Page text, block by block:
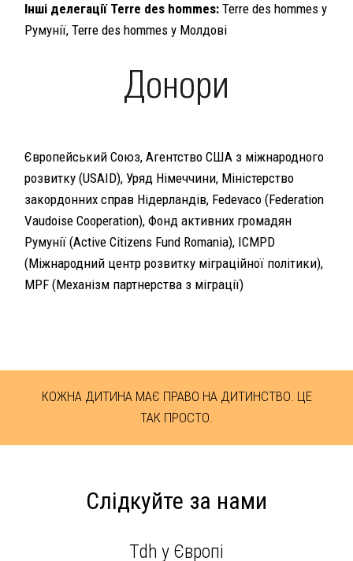
Інші делегації Terre des hommes: Terre des hommes у
Румунії, Terre des hommes у Молдові
Донори
Європейський Союз, Агентство США з міжнародного
розвитку (USAID), Уряд Німеччини, Міністерство
закордонних справ Нідерландів, Fedevaco (Federation
Vaudoise Cooperation), Фонд активних громадян
Румунії (Active Citizens Fund Romania), ICMPD
(Міжнародний центр розвитку міграційної політики),
MPF (Механізм партнерства з міграції)
КОЖНА ДИТИНА МАЄ ПРАВО НА ДИТИНСТВО. ЦЕ
ТАК ПРОСТО.
Слідкуйте за нами
Tdh у Європі